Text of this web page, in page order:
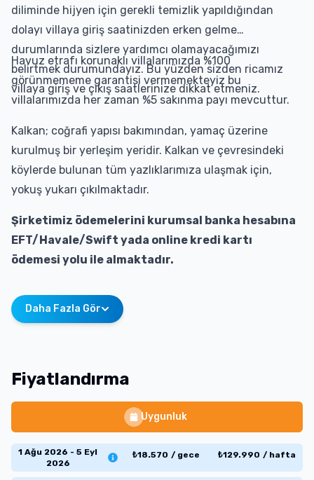
diliminde hijyen için gerekli temizlik yapıldığından
dolayı villaya giriş saatinizden erken gelme
durumlarında sizlere yardımcı olamayacağımızı
belirtmek durumundayız. Bu yüzden sizden ricamız
villaya giriş ve çıkış saatlerinize dikkat etmeniz.
Havuz etrafı korunaklı villalarımızda %100
görünmememe garantisi vermemekteyiz bu
villalarımızda her zaman %5 sakınma payı mevcuttur.
Kalkan; coğrafi yapısı bakımından, yamaç üzerine
kurulmuş bir yerleşim yeridir. Kalkan ve çevresindeki
köylerde bulunan tüm yazlıklarımıza ulaşmak için,
yokuş yukarı çıkılmaktadır.
Şirketimiz ödemelerini kurumsal banka hesabına
EFT/Havale/Swift yada online kredi kartı
ödemesi yolu ile almaktadır.
Daha Fazla Gör
Fiyatlandırma
Uygunluk
1 Ağu 2026 - 5 Eyl
2026
₺18.570 / gece ₺129.990 / hafta